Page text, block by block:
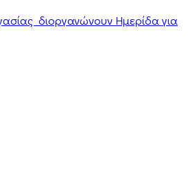
διοργανώνουν Ημερίδα για